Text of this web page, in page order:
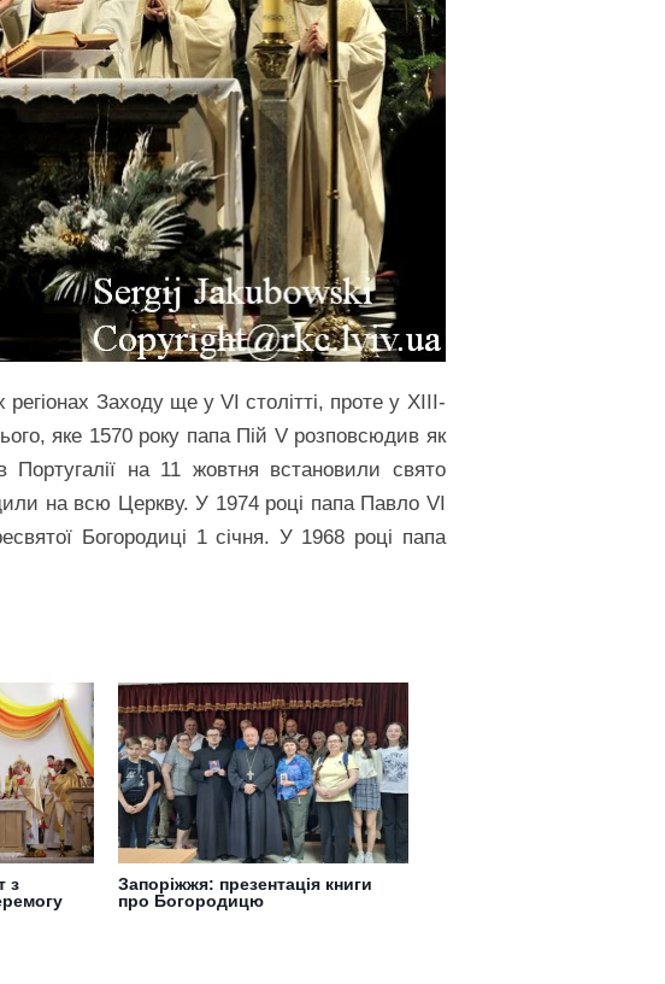
Заходу ще у VI столітті, проте у XIII-
яке 1570 року папа Пій V розповсюдив як
на 11 жовтня встановили свято
на всю Церкву. У 1974 році папа Павло VI
Богородиці 1 січня. У 1968 році папа
з
Запоріжжя: презентація книги
про Богородицю